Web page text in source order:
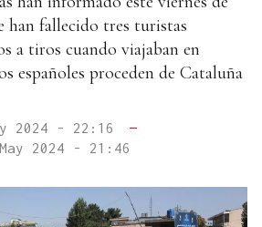
han fallecido tres turistas
a tiros cuando viajaban en
españoles proceden de Cataluña
2024 - 22:16
—
2024 - 21:46